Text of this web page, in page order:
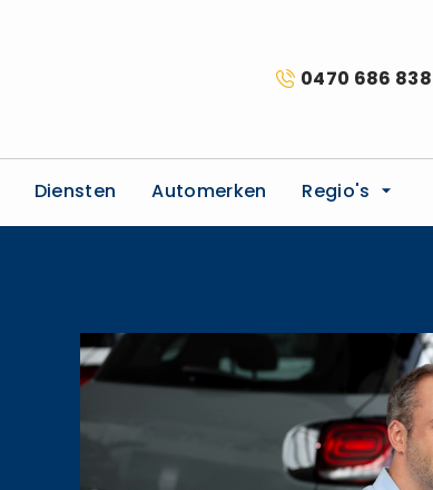
0470 686 838
Diensten Automerken Regio's